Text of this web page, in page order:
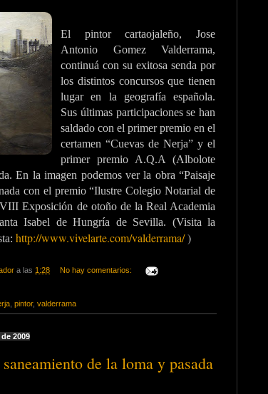
El pintor cartaojaleño, Jose
Antonio Gomez Valderrama,
continuá con su exitosa senda por
los distintos concursos que tienen
lugar en la geografía española.
Sus últimas participaciones se han
saldado con el primer premio en el
certamen “Cuevas de Nerja” y el
primer premio A.Q.A (Albolote
En la imagen podemos ver la obra “Paisaje
con el premio “Ilustre Colegio Notarial de
Exposición de otoño de la Real Academia
Isabel de Hungría de Sevilla. (Visita la
http://www.vivelarte.com/valderrama/)
a las 1:28 No hay comentarios:
pintor, valderrama
2009
de la loma y pasada